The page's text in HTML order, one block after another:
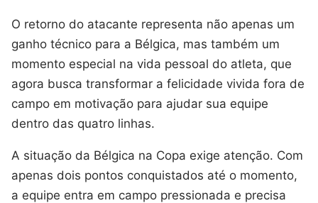
O retorno do atacante representa não apenas um
ganho técnico para a Bélgica, mas também um
momento especial na vida pessoal do atleta, que
agora busca transformar a felicidade vivida fora de
campo em motivação para ajudar sua equipe
dentro das quatro linhas.
A situação da Bélgica na Copa exige atenção. Com
apenas dois pontos conquistados até o momento,
a equipe entra em campo pressionada e precisa